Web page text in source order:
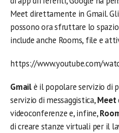
Meet direttamente in Gmail.
possono ora sfruttare lo
include anche Rooms, file e
https://www.youtube.com/
Gmailè il popolare servizio di
servizio di messaggistica,Meet
videoconferenze e, infine,
di creare stanze virtuali per il